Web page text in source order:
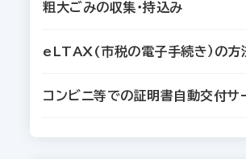
粗大ごみの収集・持込み
eLTAX(市税の電子手続き）の方
コンビニ等での証明書自動交付サ